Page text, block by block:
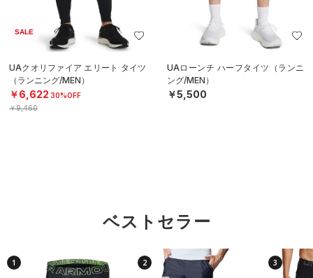
SALE
UAクオリファイア エリート タイツ
（ランニング/MEN）
￥6,622 30%OFF
￥9,460
UAローンチ ハーフタイツ（ランニ
ング/MEN）
￥5,500
ベストセラー
1 2 3